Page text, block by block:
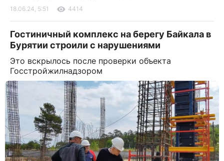
18.06.24, 5:51 4414
Гостиничный комплекс на берегу Байкала в
Бурятии строили с нарушениями
Это вскрылось после проверки объекта
Госстройжилнадзором